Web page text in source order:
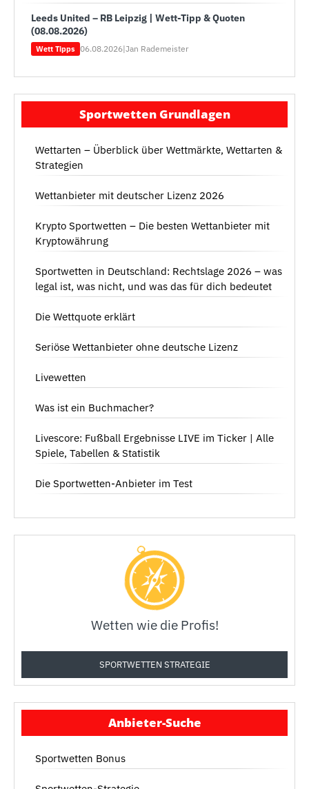
Leeds United – RB Leipzig | Wett-Tipp & Quoten
(08.08.2026)
Wett Tipps 06.08.2026|Jan Rademeister
Sportwetten Grundlagen
Wettarten – Überblick über Wettmärkte, Wettarten &
Strategien
Wettanbieter mit deutscher Lizenz 2026
Krypto Sportwetten – Die besten Wettanbieter mit
Kryptowährung
Sportwetten in Deutschland: Rechtslage 2026 – was
legal ist, was nicht, und was das für dich bedeutet
Die Wettquote erklärt
Seriöse Wettanbieter ohne deutsche Lizenz
Livewetten
Was ist ein Buchmacher?
Livescore: Fußball Ergebnisse LIVE im Ticker | Alle
Spiele, Tabellen & Statistik
Die Sportwetten-Anbieter im Test
Wetten wie die Profis!
SPORTWETTEN STRATEGIE
Anbieter-Suche
Sportwetten Bonus